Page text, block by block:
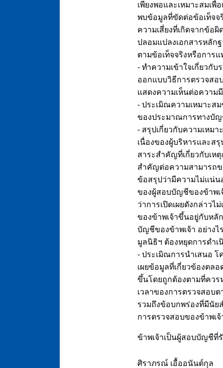
เพียงพอและเหมาะสมเ
พบข้อมูลที่ขัดต่อข้อเท็จจ
ความเสี่ยงที่เกิดจากข้อ
ปลอมแปลงเอกสารหลัก
ตามข้อเท็จจริงหรือการ
- ทำความเข้าใจเกี่ยวกั
ออกแบบวิธีการตรวจสอ
แสดงความเห็นต่อความ
- ประเมิณความเหมาะส
ของประมาณการทางบัญ
- สรุปเกี่ยวกับความเหม
เนื่องของผู้บริหารและส
สาระสำคัญที่เกี่ยวกับเห
สำคัญต่อความสามารถข
ข้อสรุปว่ามีความไม่แน่น
ของผู้สอบบัญชีของข้าพเ
ว่าการเปิดเผยดังกล่าวไ
ของข้าพเจ้าขึ้นอยู่กับหลั
บัญชีของข้าพเจ้า อย่าง
มูลนิธิฯ ต้องหยุดการดำเ
- ประเมิณการนำเสนอ โ
เผยข้อมูลที่เกี่ยวข้องตล
ขึ้นโดยถูกต้องตามที่ควร
เวลาของการตรวจสอบ
รวมถึงข้อบกพร่องที่มีนัย
การตรวจสอบของข้าพเจ้
ข้าพเจ้าเป็นผู้สอบบัญชีที่
ศิราภรณ์ เอื้ออนันต์กุล